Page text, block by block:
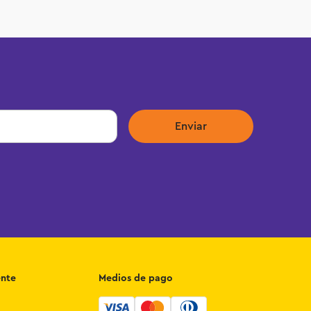
Enviar
Medios de pago